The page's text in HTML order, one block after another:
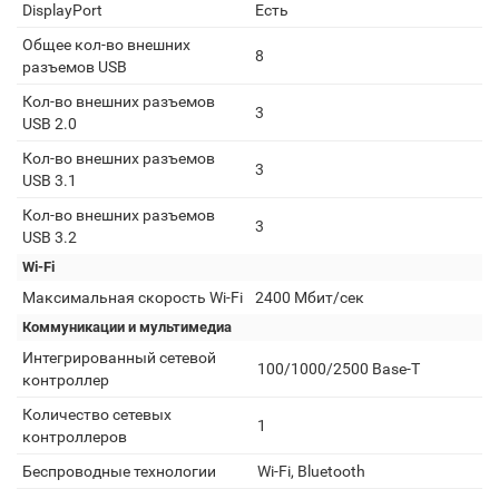
DisplayPort
Есть
Общее кол-во внешних
разъемов USB
8
Кол-во внешних разъемов
USB 2.0
3
Кол-во внешних разъемов
USB 3.1
3
Кол-во внешних разъемов
USB 3.2
3
Wi-Fi
Максимальная скорость Wi-Fi 2400 Мбит/сек
Коммуникации и мультимедиа
Интегрированный сетевой
контроллер
100/1000/2500 Base-T
Количество сетевых
контроллеров
1
Беспроводные технологии
Wi-Fi, Bluetooth